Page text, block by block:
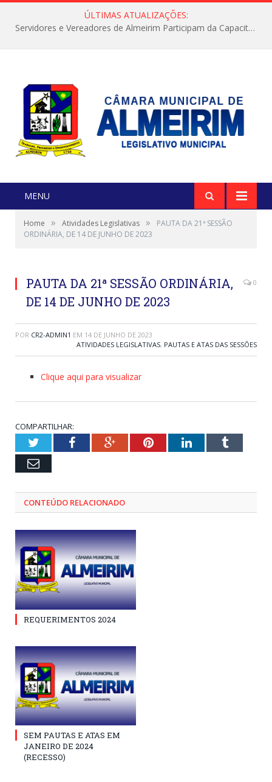
ÚLTIMAS ATUALIZAÇÕES:
Servidores e Vereadores de Almeirim Participam da Capacitação “Orientar é a Nossa Missão”
MENU
Home » Atividades Legislativas »
PAUTA DA 21ª SESSÃO
ORDINÁRIA, DE 14 DE JUNHO DE 2023
PAUTA DA 21ª SESSÃO ORDINÁRIA,
DE 14 DE JUNHO DE 2023
0
POR CR2-ADMIN1 EM 14 DE JUNHO DE 2023
ATIVIDADES LEGISLATIVAS, PAUTAS E ATAS DAS SESSÕES
Clique aqui para visualizar
COMPARTILHAR:
TwitterFacebookGoogle+PinterestLinkedInTumblr
Email
CONTEÚDO RELACIONADO
REQUERIMENTOS 2024
SEM PAUTAS E ATAS EM
JANEIRO DE 2024
(RECESSO)